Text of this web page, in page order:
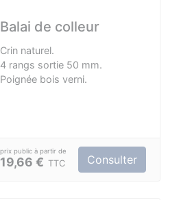
Balai de colleur
Crin naturel.
4 rangs sortie 50 mm.
Poignée bois verni.
19,66 € TTC Consulter